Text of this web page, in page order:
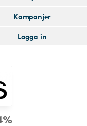
Kampanjer
Logga in